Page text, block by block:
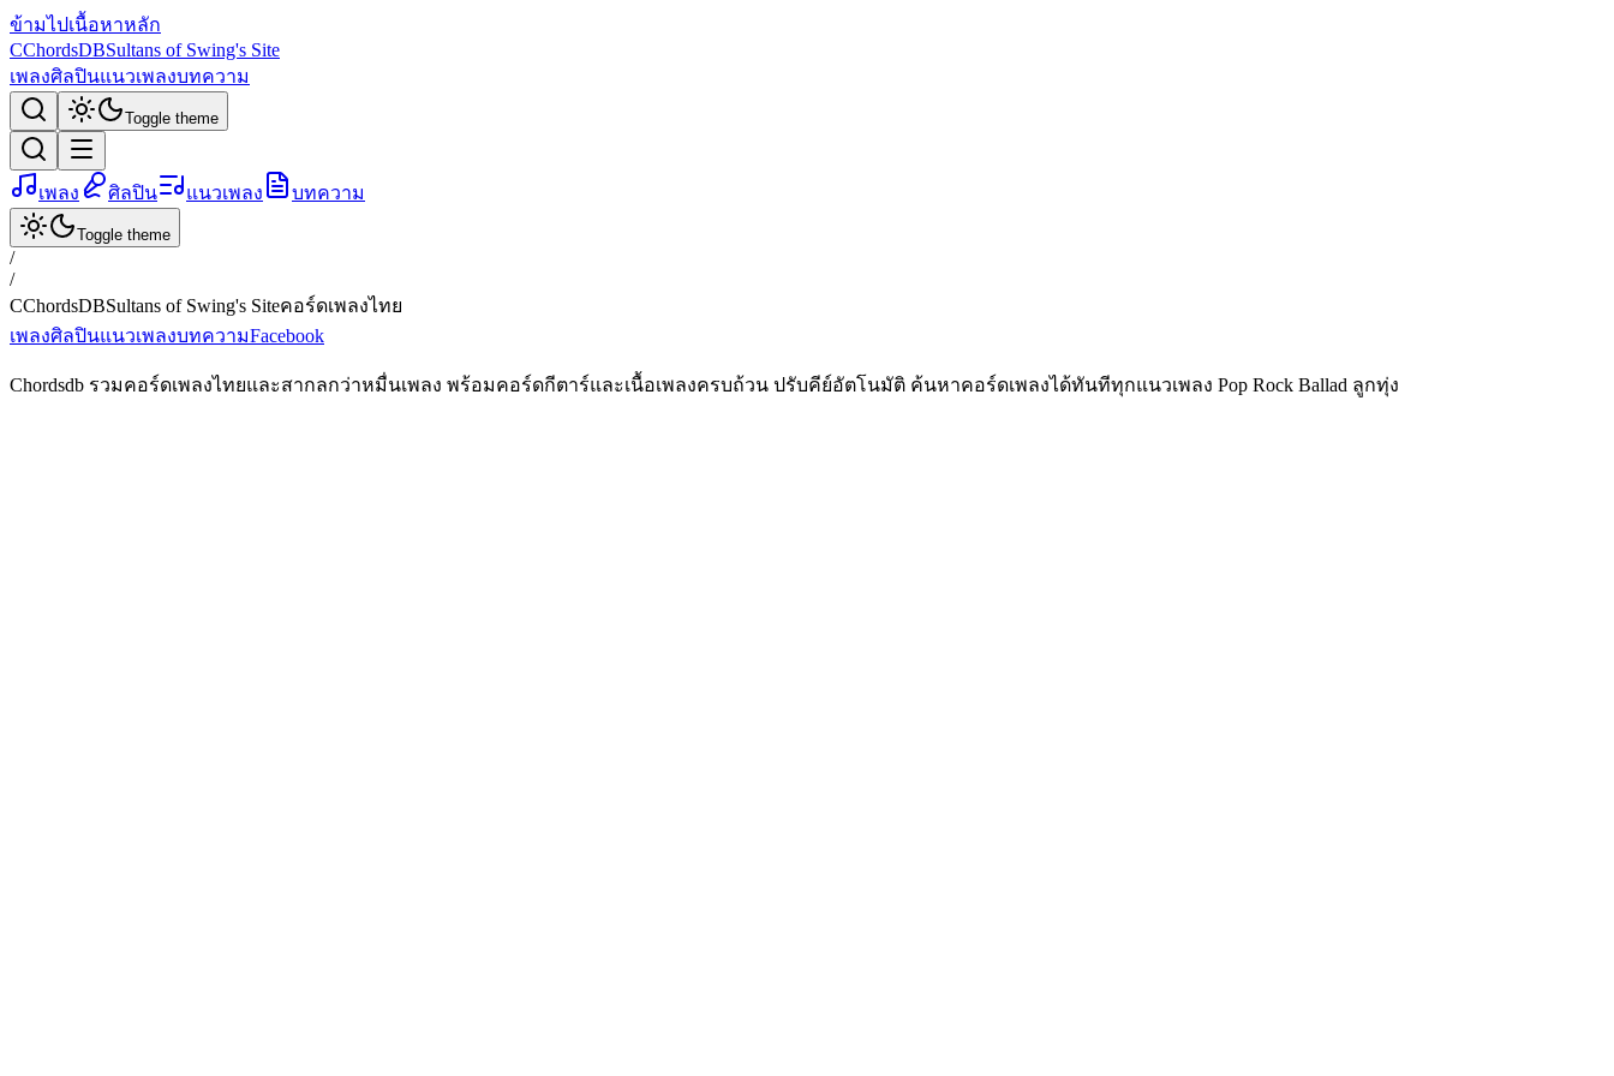
ข้ามไปเนื้อหาหลัก
CChordsDBSultans of Swing's Site
เพลงศิลปินแนวเพลงบทความ
Toggle theme
เพลง ศิลปิน แนวเพลง บทความ
Toggle theme
/
/
CChordsDBSultans of Swing's Siteคอร์ดเพลงไทย
เพลงศิลปินแนวเพลงบทความFacebook
Chordsdb รวมคอร์ดเพลงไทยและสากลกว่าหมื่นเพลง พร้อมคอร์ดกีตาร์และเนื้อเพลงครบถ้วน ปรับคีย์อัตโนมัติ ค้นหาคอร์ดเพลงได้ทันทีทุกแนวเพลง Pop Rock Ballad ลูกทุ่ง